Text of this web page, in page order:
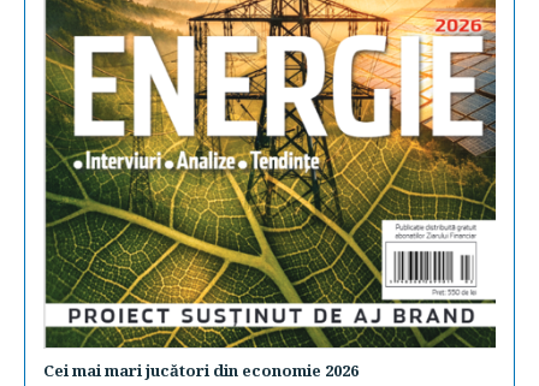
Cei mai mari jucători din economie 2026